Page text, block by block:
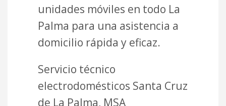
unidades móviles en todo La
Palma para una asistencia a
domicilio rápida y eficaz.
Servicio técnico
electrodomésticos Santa Cruz
de La Palma, MSA